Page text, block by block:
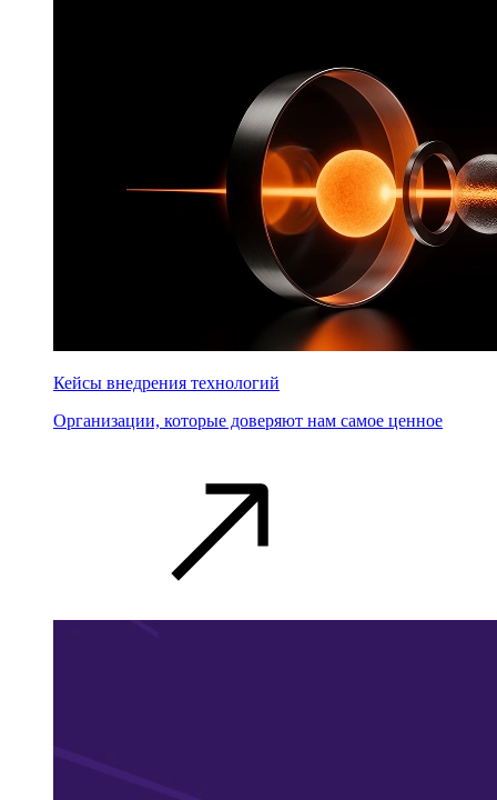
Кейсы внедрения технологий
Организации, которые доверяют нам самое ценное